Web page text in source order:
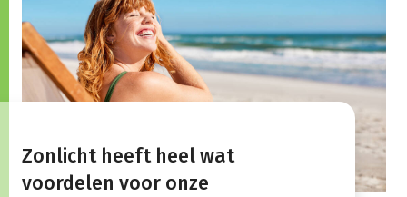
Zonlicht heeft heel wat
voordelen voor onze